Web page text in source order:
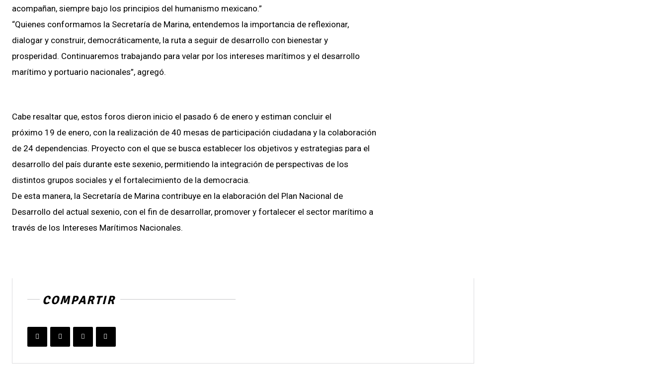
acompañan, siempre bajo los principios del humanismo mexicano.”
“Quienes conformamos la Secretaría de Marina, entendemos la importancia de reflexionar,
dialogar y construir, democráticamente, la ruta a seguir de desarrollo con bienestar y
prosperidad. Continuaremos trabajando para velar por los intereses marítimos y el desarrollo
marítimo y portuario nacionales”, agregó.
Cabe resaltar que, estos foros dieron inicio el pasado 6 de enero y estiman concluir el
próximo 19 de enero, con la realización de 40 mesas de participación ciudadana y la colaboración
de 24 dependencias. Proyecto con el que se busca establecer los objetivos y estrategias para el
desarrollo del país durante este sexenio, permitiendo la integración de perspectivas de los
distintos grupos sociales y el fortalecimiento de la democracia.
De esta manera, la Secretaría de Marina contribuye en la elaboración del Plan Nacional de
Desarrollo del actual sexenio, con el fin de desarrollar, promover y fortalecer el sector marítimo a
través de los Intereses Marítimos Nacionales.
COMPARTIR